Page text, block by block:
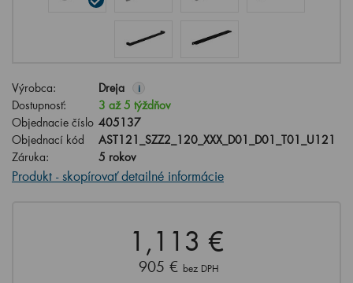
Výrobca: Dreja i
Dostupnosť:
3 až 5 týždňov
Objednacie číslo 405137
Objednací kód
AST121_SZZ2_120_XXX_D01_D01_T01_U121
Záruka:
5 rokov
Produkt - skopírovať detailné informácie
1,113 €
905 € bez DPH